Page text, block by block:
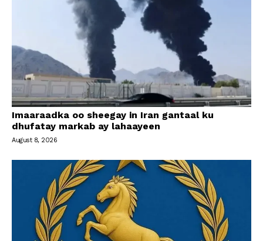
Imaaraadka oo sheegay in Iran gantaal ku
dhufatay markab ay lahaayeen
August 8, 2026